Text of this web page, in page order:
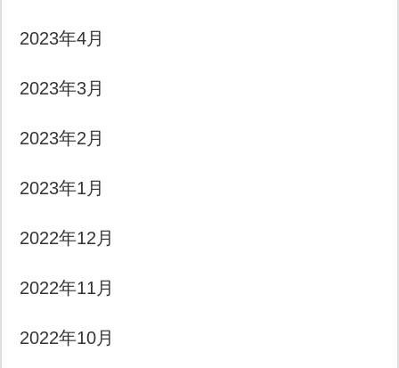
2023年4月
2023年3月
2023年2月
2023年1月
2022年12月
2022年11月
2022年10月